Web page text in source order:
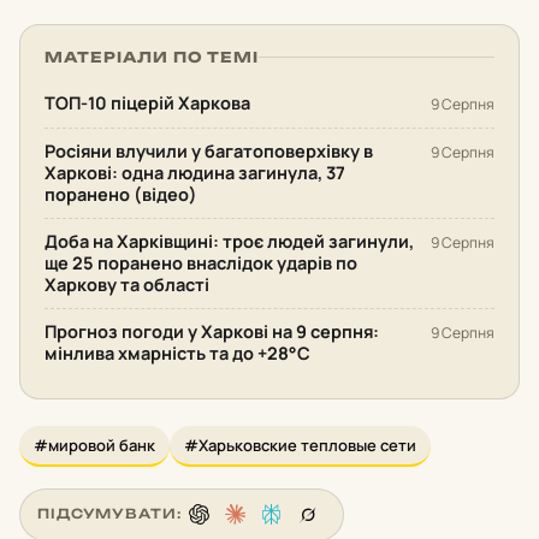
МАТЕРІАЛИ ПО ТЕМІ
ТОП-10 піцерій Харкова 9 Серпня
Росіяни влучили у багатоповерхівку в
Харкові: одна людина загинула, 37
поранено (відео)
9 Серпня
Доба на Харківщині: троє людей загинули,
ще 25 поранено внаслідок ударів по
Харкову та області
9 Серпня
Прогноз погоди у Харкові на 9 серпня:
мінлива хмарність та до +28°С
9 Серпня
#мировой банк #Харьковские тепловые сети
ПІДСУМУВАТИ: